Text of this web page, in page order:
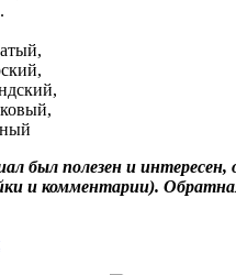
был полезен и интересен,
и комментарии).